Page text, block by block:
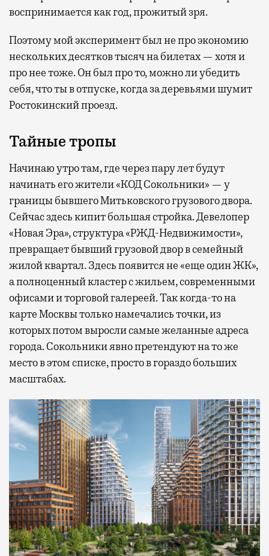
воспринимается как год, прожитый зря.
Поэтому мой эксперимент был не про экономию
нескольких десятков тысяч на билетах — хотя и
про нее тоже. Он был про то, можно ли убедить
себя, что ты в отпуске, когда за деревьями шумит
Ростокинский проезд.
Тайные тропы
Начинаю утро там, где через пару лет будут
начинать его жители «КОД Сокольники» — у
границы бывшего Митьковского грузового двора.
Сейчас здесь кипит большая стройка. Девелопер
«Новая Эра», структура «РЖД-Недвижимости»,
превращает бывший грузовой двор в семейный
жилой квартал. Здесь появится не «еще один ЖК»,
а полноценный кластер с жильем, современными
офисами и торговой галереей. Так когда-то на
карте Москвы только намечались точки, из
которых потом выросли самые желанные адреса
города. Сокольники явно претендуют на то же
место в этом списке, просто в гораздо больших
масштабах.